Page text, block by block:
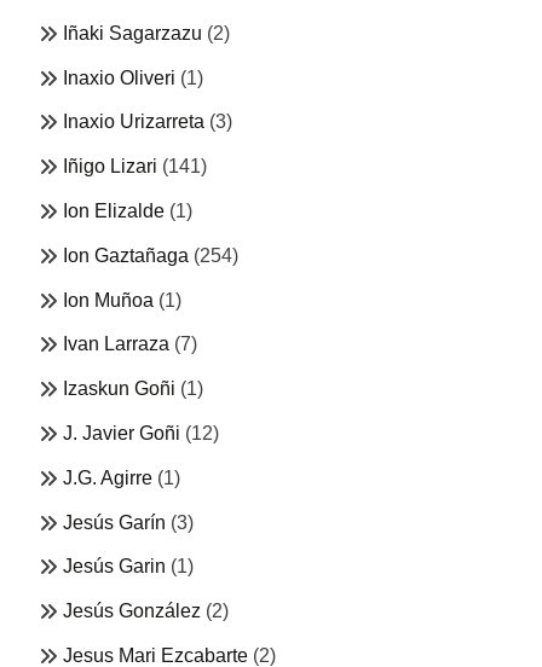
Iñaki Sagarzazu (2)
Inaxio Oliveri (1)
Inaxio Urizarreta (3)
Iñigo Lizari (141)
Ion Elizalde (1)
Ion Gaztañaga (254)
Ion Muñoa (1)
Ivan Larraza (7)
Izaskun Goñi (1)
J. Javier Goñi (12)
J.G. Agirre (1)
Jesús Garín (3)
Jesús Garin (1)
Jesús González (2)
Jesus Mari Ezcabarte (2)